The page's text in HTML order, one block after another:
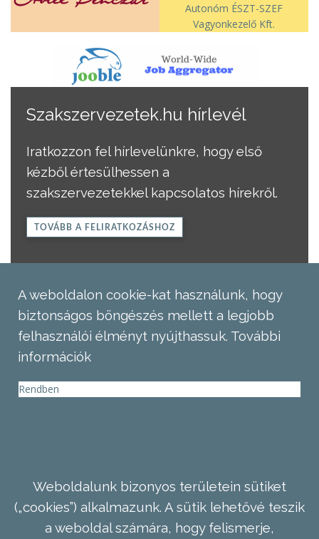
Autonóm ÉSZT-SZEF
Vagyonkezelő Kft.
Szakszervezetek.hu hírlevél
Iratkozzon fel hírlevelünkre, hogy első
kézből értesülhessen a
szakszervezetekkel kapcsolatos hírekről.
TOVÁBB A FELIRATKOZÁSHOZ
A weboldalon cookie-kat használunk, hogy
biztonságos böngészés mellett a legjobb
felhasználói élményt nyújthassuk. További
információk
Rendben
Weboldalunk bizonyos területein sütiket
(„cookies”) alkalmazunk. A sütik lehetővé teszik
a weboldal számára, hogy felismerje,